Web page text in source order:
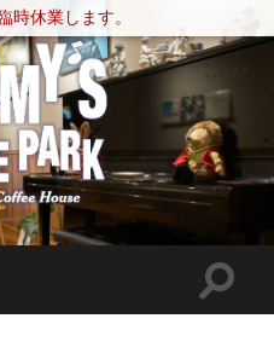
時休業します。